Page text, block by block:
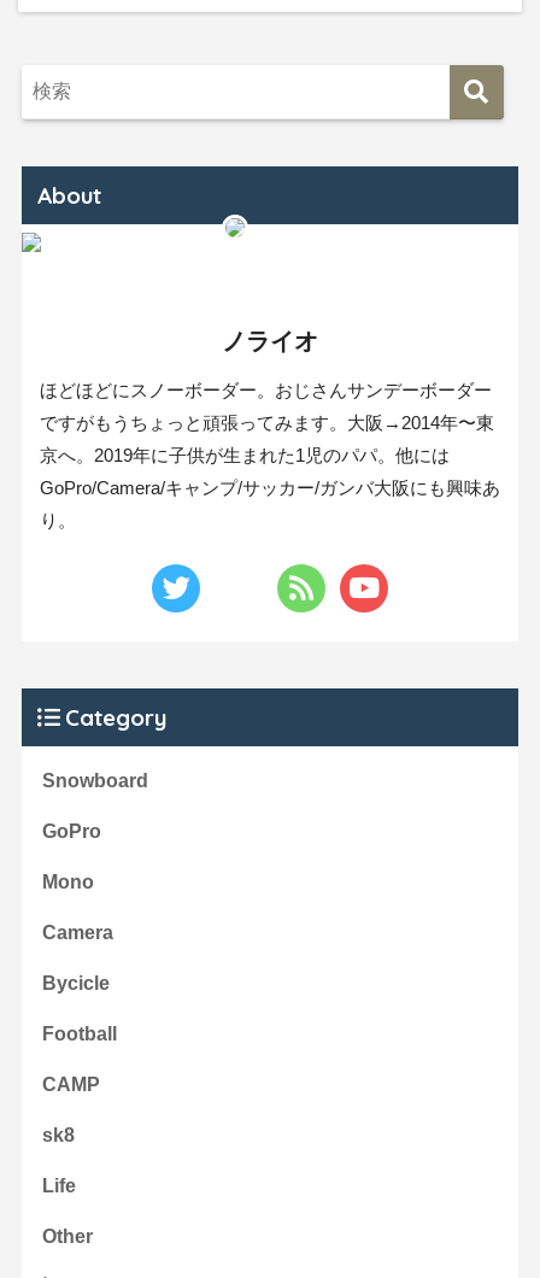
About
ノライオ
ほどほどにスノーボーダー。おじさんサンデーボーダー
ですがもうちょっと頑張ってみます。大阪→2014年〜東
京へ。2019年に子供が生まれた1児のパパ。他には
GoPro/Camera/キャンプ/サッカー/ガンバ大阪にも興味あ
り。
Category
Snowboard
GoPro
Mono
Camera
Bycicle
Football
CAMP
sk8
Life
Other